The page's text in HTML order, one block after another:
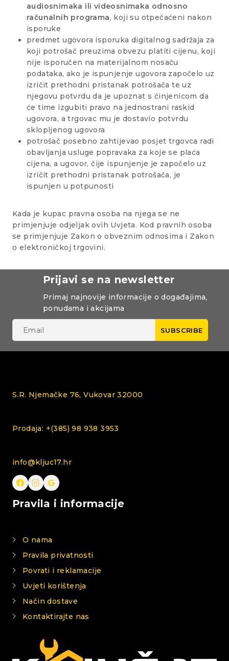
audiosnimaka ili videosnimaka odnosno
računalnih programa, koji su otpečaćeni nakon
isporuke
predmet ugovora isporuka digitalnog sadržaja za
koji potrošač preuzima obvezu platiti cijenu, koji
nije isporučen na materijalnom nosaču
podataka, ako je ispunjenje ugovora započelo uz
izričit prethodni pristanak potrošača te uz
njegovu potvrdu da je upoznat s činjenicom da
će time izgubiti pravo na jednostrani raskid
ugovora, a trgovac mu je dostavio potvrdu
sklopljenog ugovora
potrošač posebno zahtijevao posjet trgovca radi
obavljanja usluge popravaka za koje se plaća
cijena, a ugovor, čije ispunjenje je započelo uz
izričit prethodni pristanak potrošača, je
ispunjen u potpunosti
Kada je kupac pravna osoba na njega se ne
primjenjuje odjeljak ovih Uvjeta. Kod pravnih osoba
se primjenjuje Zakon o obveznim odnosima i Zakon
o elektroničkoj trgovini.
Prijavi se na newsletter
Primaj najnovije informacije o događajima,
ponudama i akcijama
S.R. Njemačke 76, Vukovar 32000
Prodaja: +(385) 98 938 3953
info@kljuc17.hr
Pravila i informacije
O nama
Pravila privatnosti
Povrati i reklamacije
Uvjeti korištenja
Način dostave
Kontaktirajte nas